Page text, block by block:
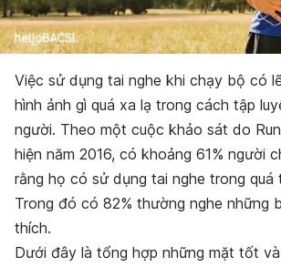
Việc sử dụng tai nghe khi chạy bộ có
hình ảnh gì quá xa lạ trong cách tập
người. Theo một cuộc khảo sát do
hiện năm 2016, có khoảng 61% người
rằng họ có sử dụng tai nghe trong quá
Trong đó có 82% thường nghe những
thích.
Dưới đây là tổng hợp những mặt tốt